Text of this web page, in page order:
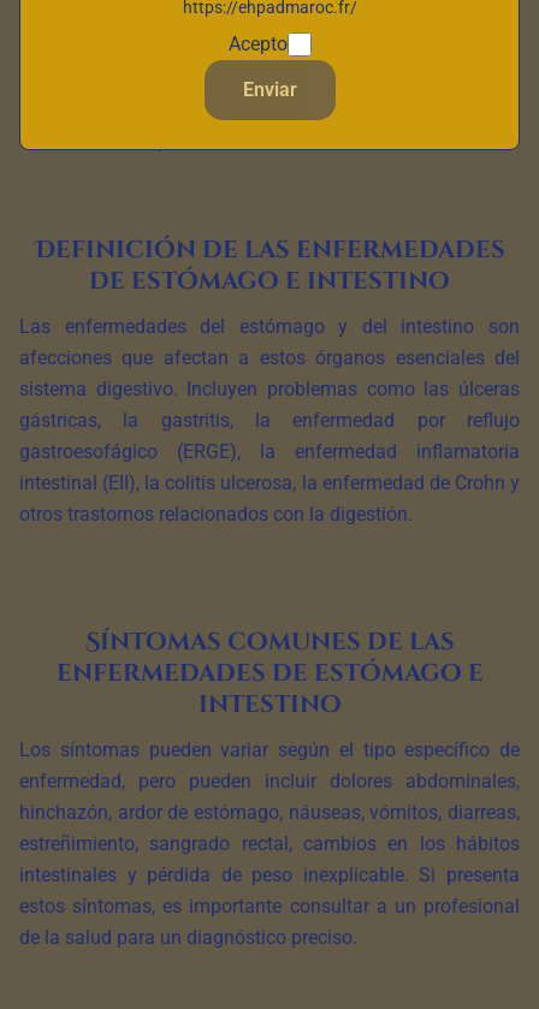
tener un impacto significativo en la salud digestiva y la
calidad de vida de una persona. En este artículo,
exploramos en detalle el significado de estas
enfermedades, su definición, los síntomas comunes y los
tratamientos disponibles.
Definición de las enfermedades
de estómago e intestino
Las enfermedades del estómago y del intestino son
afecciones que afectan a estos órganos esenciales del
sistema digestivo. Incluyen problemas como las úlceras
gástricas, la gastritis, la enfermedad por reflujo
gastroesofágico (ERGE), la enfermedad inflamatoria
intestinal (EII), la colitis ulcerosa, la enfermedad de Crohn y
otros trastornos relacionados con la digestión.
Síntomas comunes de las
enfermedades de estómago e
intestino
Los síntomas pueden variar según el tipo específico de
enfermedad, pero pueden incluir dolores abdominales,
hinchazón, ardor de estómago, náuseas, vómitos, diarreas,
estreñimiento, sangrado rectal, cambios en los hábitos
intestinales y pérdida de peso inexplicable. Si presenta
estos síntomas, es importante consultar a un profesional
de la salud para un diagnóstico preciso.
https://ehpadmaroc.fr/
Acepto
Enviar